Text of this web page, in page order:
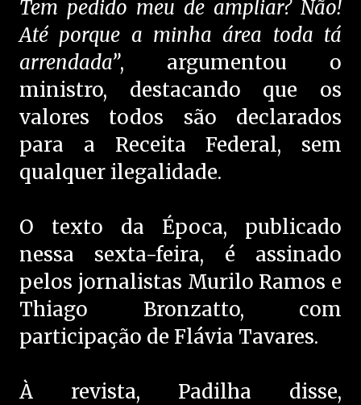
Tem pedido meu de ampliar? Não!
Até porque a minha área toda tá
arrendada”, argumentou o
ministro, destacando que os
valores todos são declarados
para a Receita Federal, sem
qualquer ilegalidade.
O texto da Época, publicado
nessa sexta-feira, é assinado
pelos jornalistas Murilo Ramos e
Thiago Bronzatto, com
participação de Flávia Tavares.
À revista, Padilha disse,